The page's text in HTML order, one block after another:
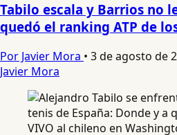
Tabilo escala y Barrios no
quedó el ranking ATP de
Por Javier Mora • 3 de agosto de
Javier Mora